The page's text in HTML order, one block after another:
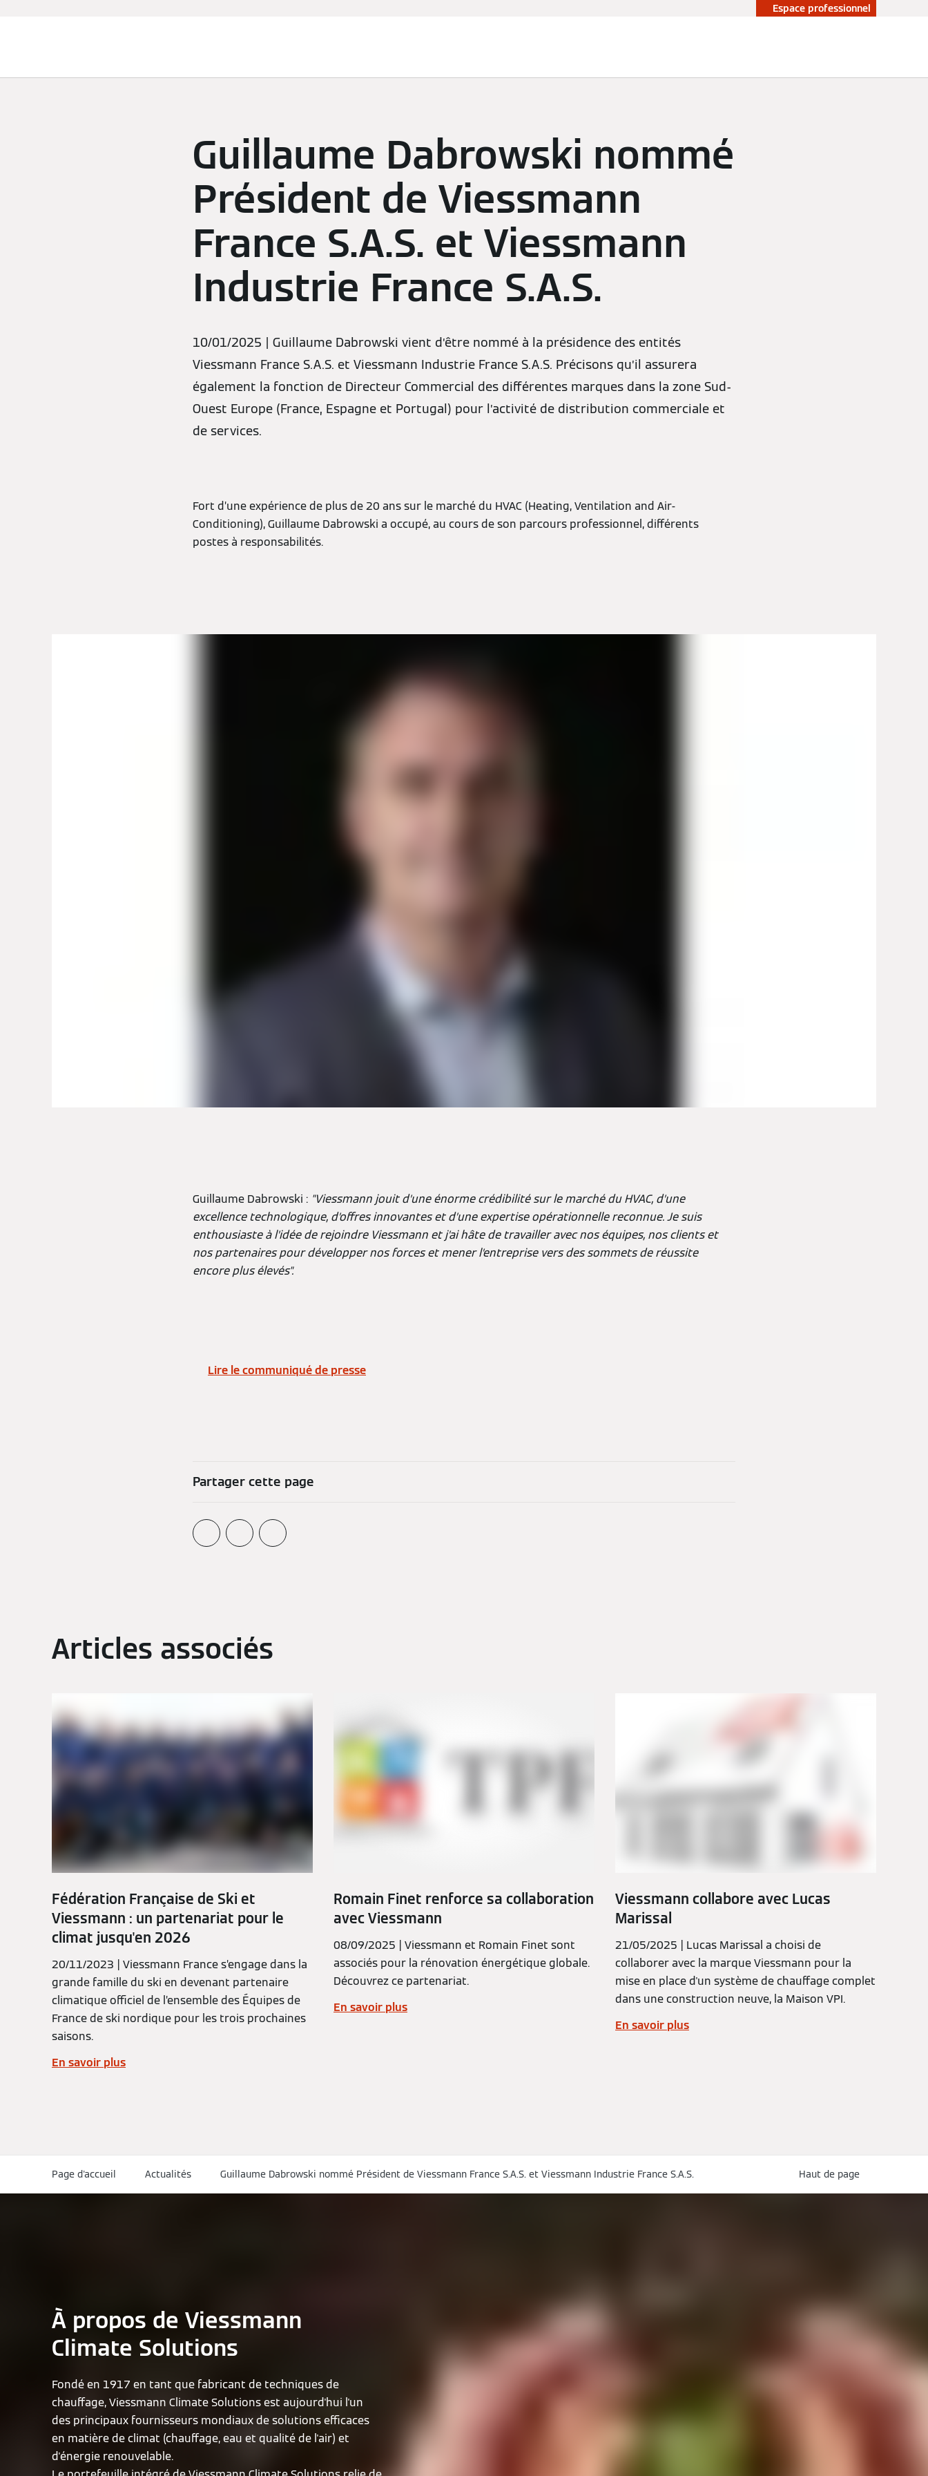
Espace professionnel
Guillaume Dabrowski nommé
Président de Viessmann
France S.A.S. et Viessmann
Industrie France S.A.S.
10/01/2025 | Guillaume Dabrowski vient d’être nommé à la présidence des entités
Viessmann France S.A.S. et Viessmann Industrie France S.A.S. Précisons qu’il assurera
également la fonction de Directeur Commercial des différentes marques dans la zone Sud-
Ouest Europe (France, Espagne et Portugal) pour l’activité de distribution commerciale et
de services.
Fort d’une expérience de plus de 20 ans sur le marché du HVAC (Heating, Ventilation and Air-
Conditioning), Guillaume Dabrowski a occupé, au cours de son parcours professionnel, différents
postes à responsabilités.
Guillaume Dabrowski : "Viessmann jouit d’une énorme crédibilité sur le marché du HVAC, d’une
excellence technologique, d’offres innovantes et d’une expertise opérationnelle reconnue. Je suis
enthousiaste à l’idée de rejoindre Viessmann et j’ai hâte de travailler avec nos équipes, nos clients et
nos partenaires pour développer nos forces et mener l’entreprise vers des sommets de réussite
encore plus élevés".
Lire le communiqué de presse
Partager cette page
Articles associés
Fédération Française de Ski et
Viessmann : un partenariat pour le
climat jusqu'en 2026
20/11/2023 | Viessmann France s’engage dans la
grande famille du ski en devenant partenaire
climatique officiel de l’ensemble des Équipes de
France de ski nordique pour les trois prochaines
saisons.
En savoir plus
Romain Finet renforce sa collaboration
avec Viessmann
08/09/2025 | Viessmann et Romain Finet sont
associés pour la rénovation énergétique globale.
Découvrez ce partenariat.
En savoir plus
Viessmann collabore avec Lucas
Marissal
21/05/2025 | Lucas Marissal a choisi de
collaborer avec la marque Viessmann pour la
mise en place d'un système de chauffage complet
dans une construction neuve, la Maison VPI.
En savoir plus
Haut de page
Page d'accueil Actualités Guillaume Dabrowski nommé Président de Viessmann France S.A.S. et Viessmann Industrie France S.A.S.
À propos de Viessmann
Climate Solutions
Fondé en 1917 en tant que fabricant de techniques de
chauffage, Viessmann Climate Solutions est aujourd'hui l'un
des principaux fournisseurs mondiaux de solutions efficaces
en matière de climat (chauffage, eau et qualité de l'air) et
d'énergie renouvelable.